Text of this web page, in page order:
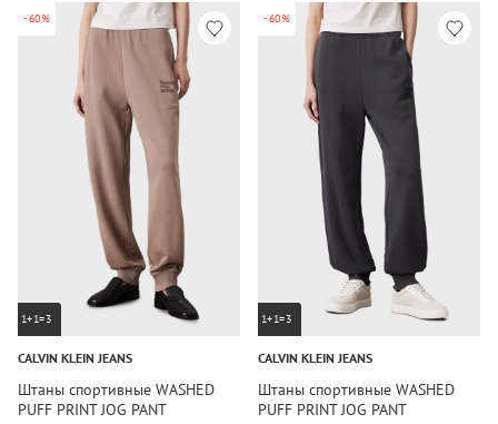
-60%
1+1=3
CALVIN KLEIN JEANS
Штаны спортивные WASHED
PUFF PRINT JOG PANT
-60%
1+1=3
CALVIN KLEIN JEANS
Штаны спортивные WASHED
PUFF PRINT JOG PANT